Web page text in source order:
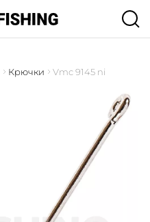
Крючки Vmc 9145 ni